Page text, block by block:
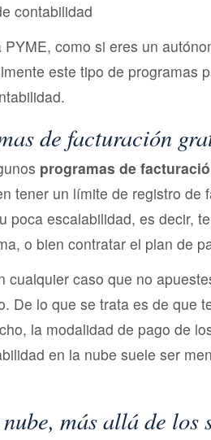
contabilidad
PYME, como si eres un
este tipo de programas
de facturación
programas de
tener un límite de registro de
poca escalabilidad, es decir,
o bien contratar el plan de
cualquier caso que no
De lo que se trata es de que
la modalidad de pago de
en la nube suele ser
más allá de los